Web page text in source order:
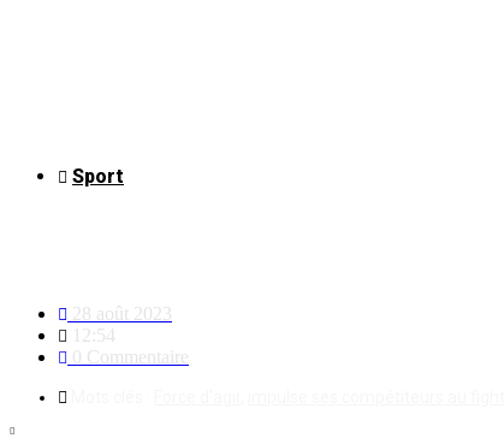
Sport
28 août 2023
12:54
0 Commentaire